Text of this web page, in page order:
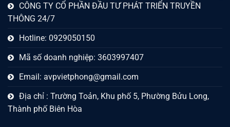
CÔNG TY CỔ PHẦN ĐẦU TƯ PHÁT TRIỂN TRUYỀN
THÔNG 24/7
Hotline: 0929050150
Mã số doanh nghiệp: 3603997407
Email: avpvietphong@gmail.com
Địa chỉ : Trường Toản, Khu phố 5, Phường Bửu Long,
Thành phố Biên Hòa